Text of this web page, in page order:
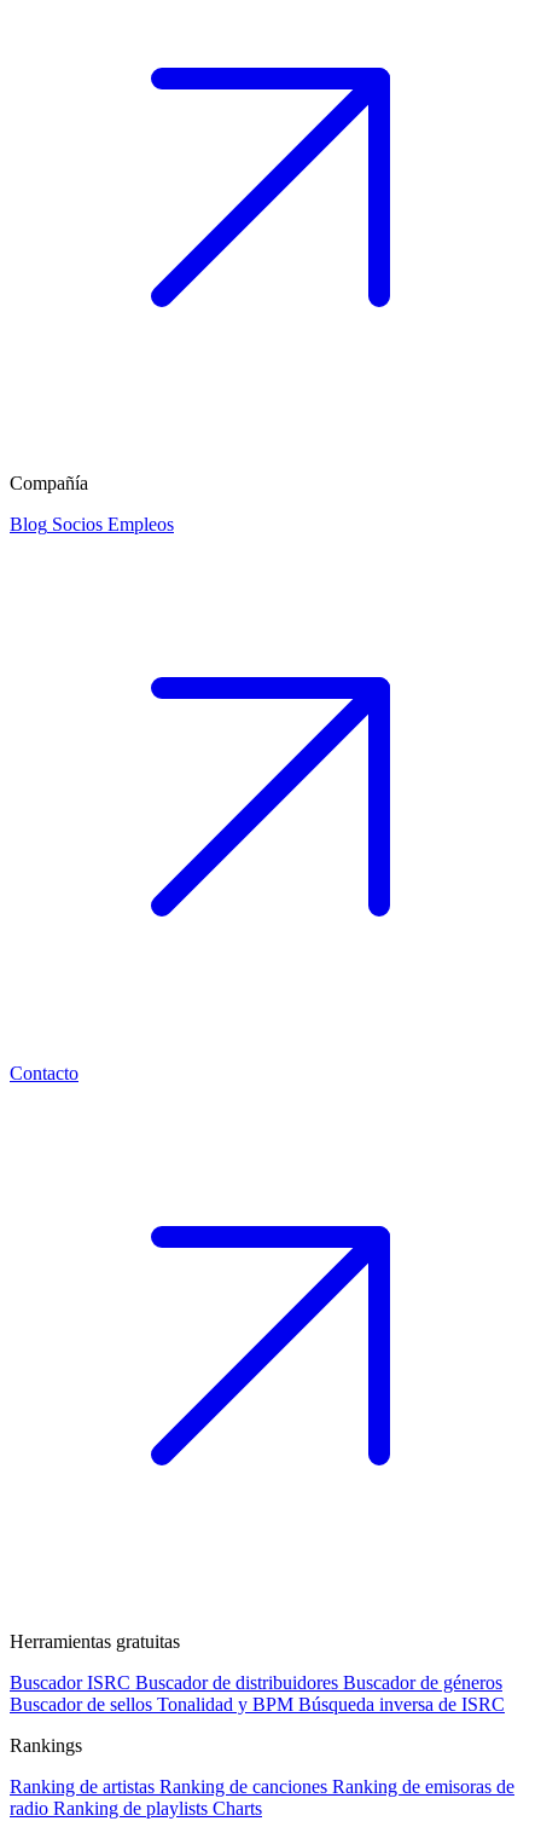
Compañía
Blog Socios Empleos
Contacto
Herramientas gratuitas
Buscador ISRC Buscador de distribuidores Buscador de géneros
Buscador de sellos Tonalidad y BPM Búsqueda inversa de ISRC
Rankings
Ranking de artistas Ranking de canciones Ranking de emisoras de
radio Ranking de playlists Charts